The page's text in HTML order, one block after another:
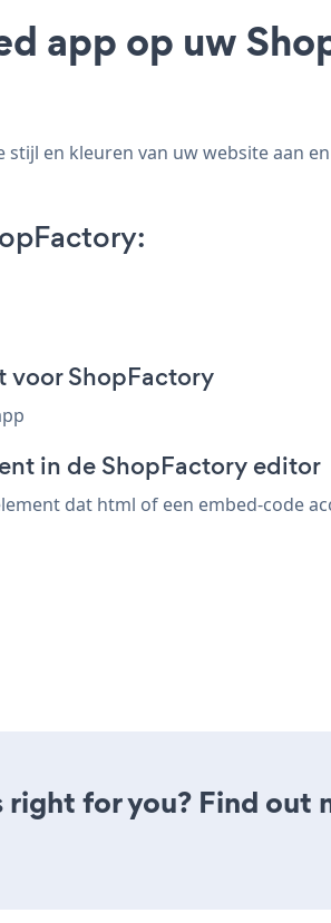
app op uw
en kleuren van uw website aan
voor ShopFactory
in de ShopFactory editor
dat html of een embed-code
right for you? Find